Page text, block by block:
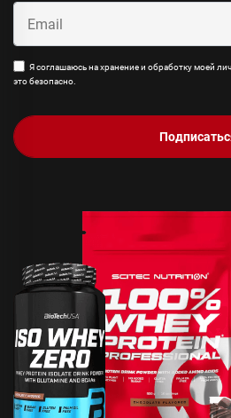
Я соглашаюсь на хранение и обработку моей
это безопасно.